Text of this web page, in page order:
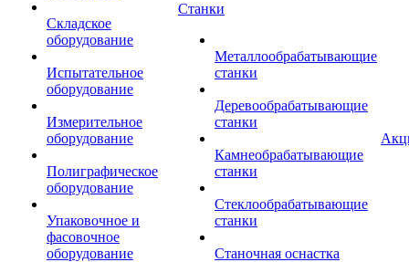
Складское
оборудование
Испытательное
оборудование
Измерительное
оборудование
Полиграфическое
оборудование
Упаковочное и
фасовочное
оборудование
Станки
Металлообрабатывающие
станки
Деревообрабатывающие
станки
Камнеобрабатывающие
станки
Стеклообрабатывающие
станки
Станочная оснастка